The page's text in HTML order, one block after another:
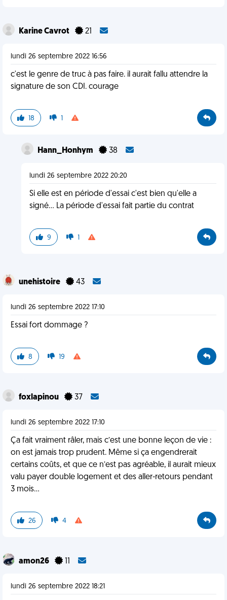
Karine Cavrot 21
lundi 26 septembre 2022 16:56
c'est le genre de truc à pas faire. il aurait fallu attendre la
signature de son CDI. courage
18 1
Hann_Honhym 38
lundi 26 septembre 2022 20:20
Si elle est en période d'essai c'est bien qu'elle a
signé... La période d'essai fait partie du contrat
9 1
unehistoire 43
lundi 26 septembre 2022 17:10
Essai fort dommage ?
8 19
foxlapinou 37
lundi 26 septembre 2022 17:10
Ça fait vraiment râler, mais c’est une bonne leçon de vie :
on est jamais trop prudent. Même si ça engendrerait
certains coûts, et que ce n’est pas agréable, il aurait mieux
valu payer double logement et des aller-retours pendant
3 mois...
26 4
amon26
lundi 26 septembre 2022 18:21